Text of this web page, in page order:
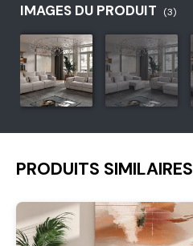
IMAGES DU PRODUIT (3)
PRODUITS SIMILAIRES